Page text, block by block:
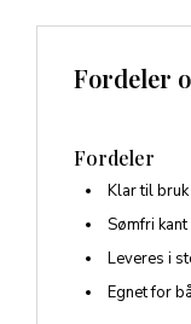
Fordeler
Fordeler
Klar til
Sømfri
Leveres i
Egnet for